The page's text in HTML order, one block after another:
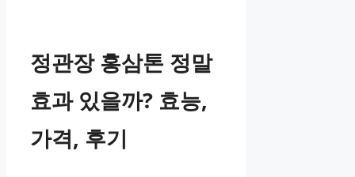
정관장 홍삼톤 정말
효과 있을까? 효능,
가격, 후기